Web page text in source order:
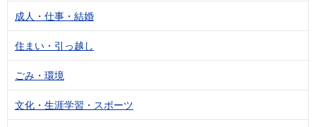
成人・仕事・結婚
住まい・引っ越し
ごみ・環境
文化・生涯学習・スポーツ